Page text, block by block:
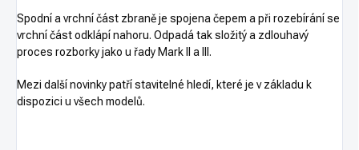
Spodní a vrchní část zbraně je spojena čepem a při rozebírání se
vrchní část odklápí nahoru. Odpadá tak složitý a zdlouhavý
proces rozborky jako u řady Mark II a III.
Mezi další novinky patří stavitelné hledí, které je v základu k
dispozici u všech modelů.